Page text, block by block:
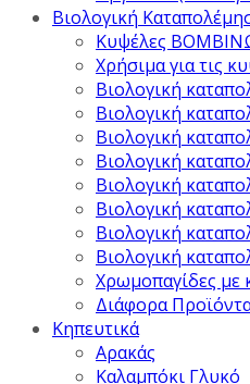
Βιολογική
Κυψέλες
Χρήσιμα για τις
Βιολογική
Βιολογική
Βιολογική
Βιολογική
Βιολογική
Βιολογική
Βιολογική
Βιολογική
Χρωμοπαγίδες με
Διάφορα
Κηπευτικά
Αρακάς
Καλαμπόκι Γλυκό